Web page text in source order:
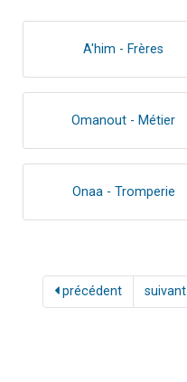
A'him - Frères
Omanout - Métier
Onaa - Tromperie
précédent suivant